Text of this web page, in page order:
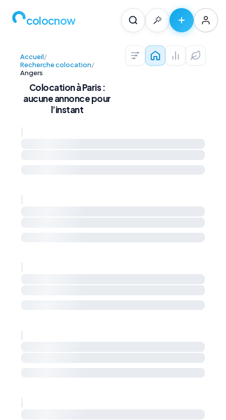
colocnow
Colocations —
Prix au m² et
Accueil/
Recherche colocation/
Angers
Colocation à Paris :
aucune annonce pour
l’instant